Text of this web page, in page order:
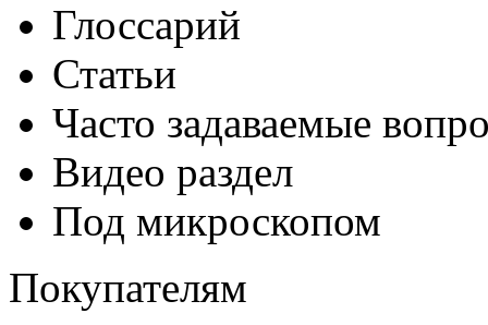
Глоссарий
Статьи
Часто задаваемые
Видео раздел
Под микроскопом
Покупателям